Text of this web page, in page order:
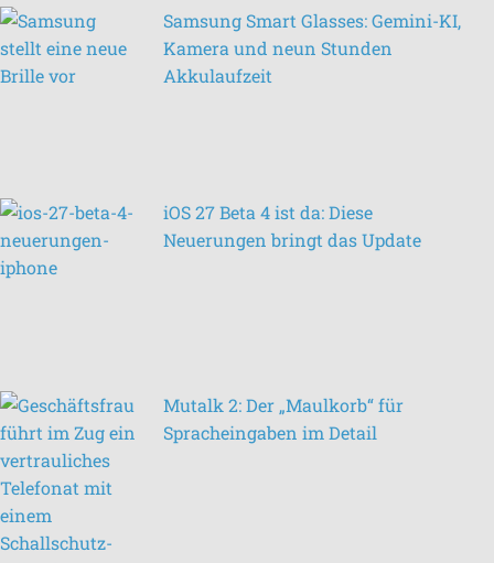
Samsung Smart Glasses: Gemini-KI,
Kamera und neun Stunden
Akkulaufzeit
iOS 27 Beta 4 ist da: Diese
Neuerungen bringt das Update
Mutalk 2: Der „Maulkorb“ für
Spracheingaben im Detail